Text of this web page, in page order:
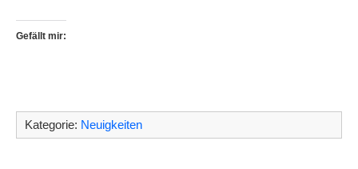
Gefällt mir:
Kategorie: Neuigkeiten